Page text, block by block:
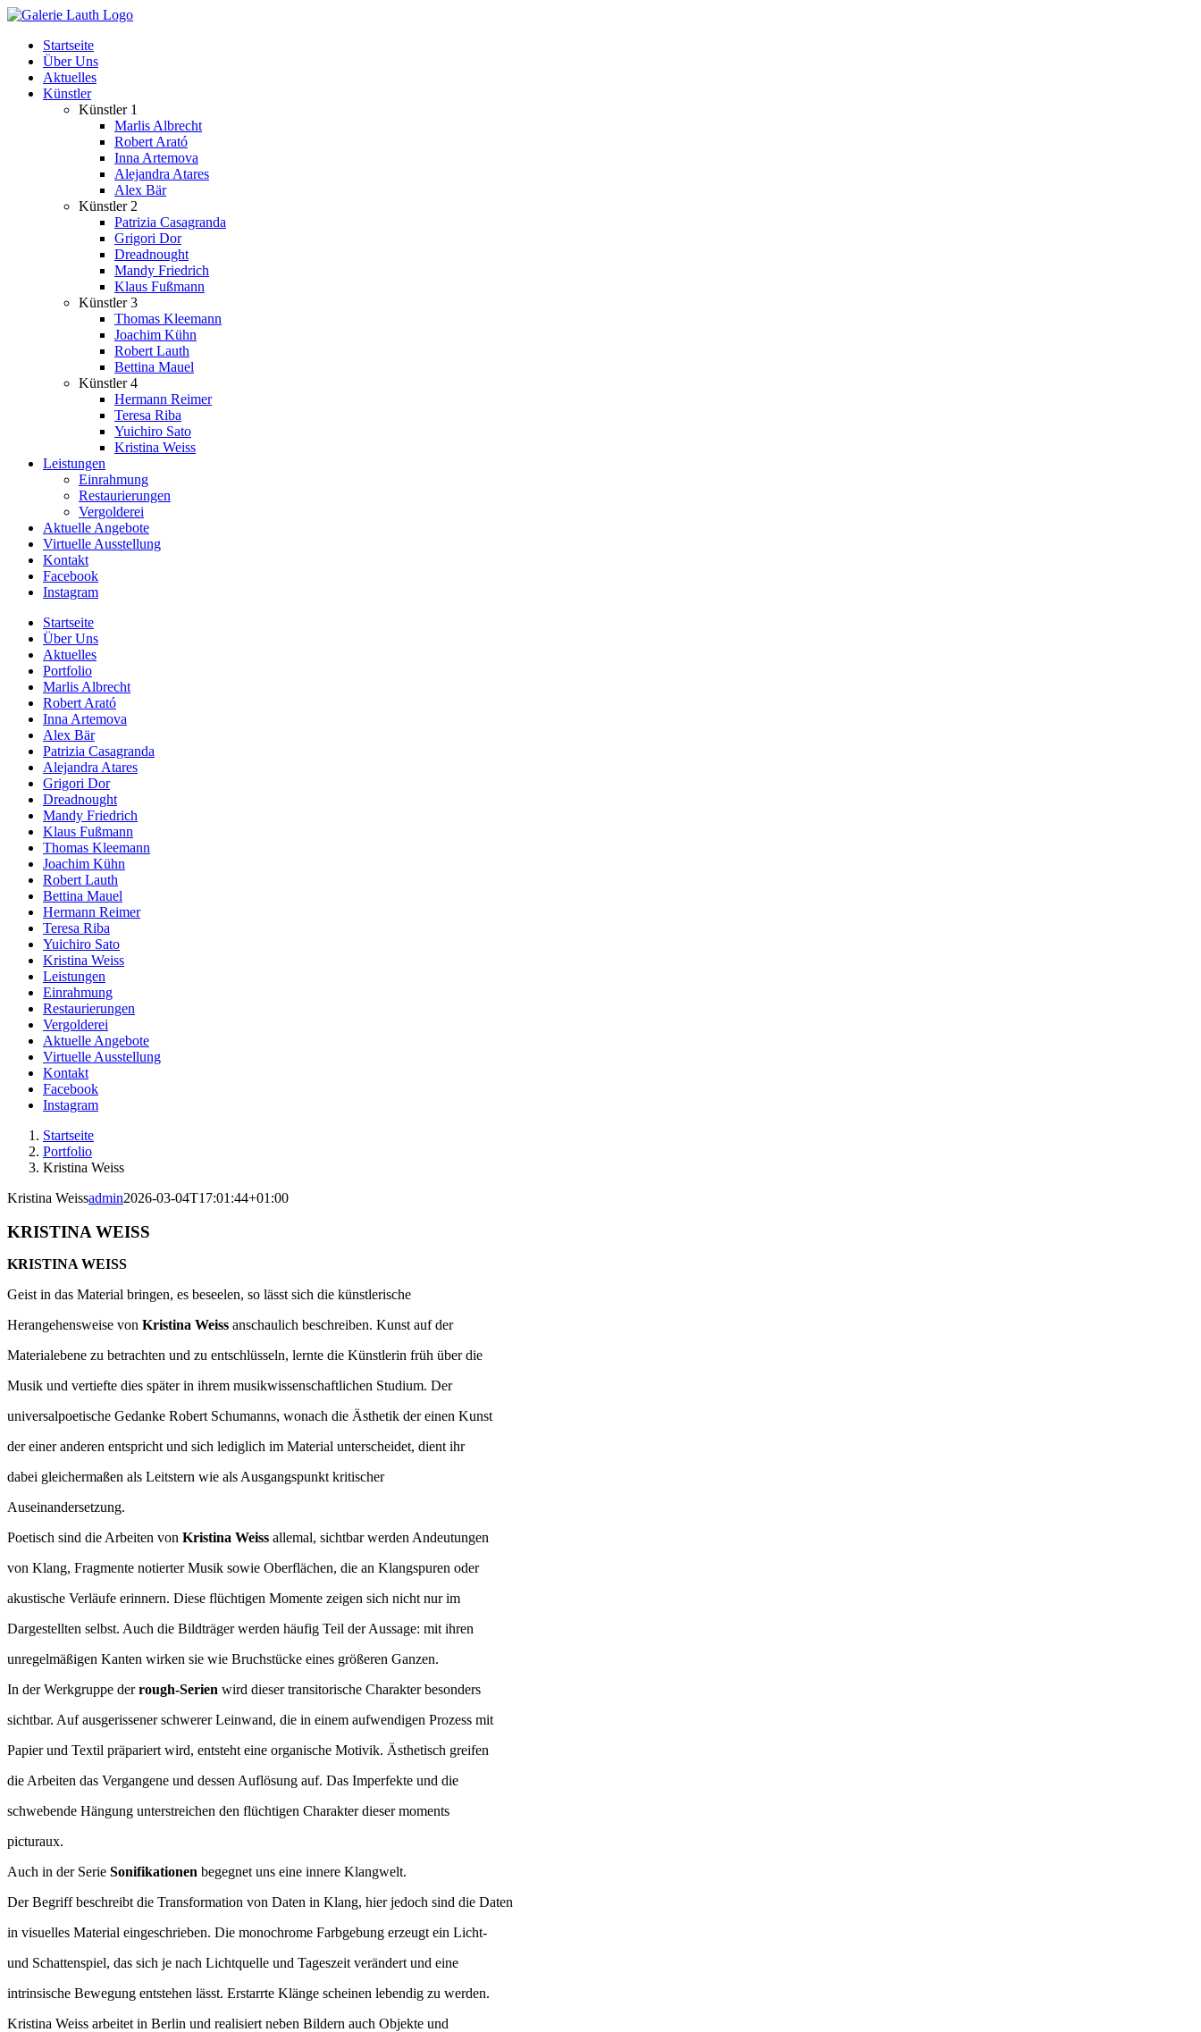
Zum
springenStartseite
Über Uns
Aktuelles
Künstler
Künstler 1
Marlis Albrecht
Robert Arató
Inna Artemova
Alejandra Atares
Alex Bär
Künstler 2
Patrizia Casagranda
Grigori Dor
Dreadnought
Mandy Friedrich
Klaus Fußmann
Künstler 3
Thomas Kleemann
Joachim Kühn
Robert Lauth
Bettina Mauel
Künstler 4
Hermann Reimer
Teresa Riba
Yuichiro Sato
Kristina Weiss
Leistungen
Einrahmung
Restaurierungen
Vergolderei
Aktuelle Angebote
Virtuelle Ausstellung
Kontakt
Facebook
Instagram
Startseite
Über Uns
Aktuelles
Portfolio
Marlis Albrecht
Robert Arató
Inna Artemova
Alex Bär
Patrizia Casagranda
Alejandra Atares
Grigori Dor
Dreadnought
Mandy Friedrich
Klaus Fußmann
Thomas Kleemann
Joachim Kühn
Robert Lauth
Bettina Mauel
Hermann Reimer
Teresa Riba
Yuichiro Sato
Kristina Weiss
Leistungen
Einrahmung
Restaurierungen
Vergolderei
Aktuelle Angebote
Virtuelle Ausstellung
Kontakt
Facebook
Instagram
Startseite
Portfolio
Kristina Weiss
Kristina Weissadmin2026-03-04T17:01:44+01:00
KRISTINA WEISS
KRISTINA WEISS
Geist in das Material bringen, es beseelen, so lässt sich die künstlerische
Herangehensweise von Kristina Weissanschaulich beschreiben. Kunst auf der
Materialebene zu betrachten und zu entschlüsseln, lernte die Künstlerin früh über die
Musik und vertiefte dies später in ihrem musikwissenschaftlichen Studium. Der
universalpoetische Gedanke Robert Schumanns, wonach die Ästhetik der einen Kunst
der einer anderen entspricht und sich lediglich im Material unterscheidet, dient ihr
dabei gleichermaßen als Leitstern wie als Ausgangspunkt kritischer
Auseinandersetzung.
Poetisch sind die Arbeiten von Kristina Weissallemal, sichtbar werden Andeutungen
von Klang, Fragmente notierter Musik sowie Oberflächen, die an Klangspuren oder
akustische Verläufe erinnern. Diese flüchtigen Momente zeigen sich nicht nur im
Dargestellten selbst. Auch die Bildträger werden häufig Teil der Aussage: mit ihren
unregelmäßigen Kanten wirken sie wie Bruchstücke eines größeren Ganzen.
In der Werkgruppe derrough-Serienwird dieser transitorische Charakter besonders
sichtbar. Auf ausgerissener schwerer Leinwand, die in einem aufwendigen Prozess mit
Papier und Textil präpariert wird, entsteht eine organische Motivik. Ästhetisch greifen
die Arbeiten das Vergangene und dessen Auflösung auf. Das Imperfekte und die
schwebende Hängung unterstreichen den flüchtigen Charakter dieser moments
picturaux.
Auch in der Serie Sonifikationenbegegnet uns eine innere Klangwelt.
Der Begriff beschreibt die Transformation von Daten in Klang, hier jedoch sind die Daten
in visuelles Material eingeschrieben. Die monochrome Farbgebung erzeugt ein Licht-
und Schattenspiel, das sich je nach Lichtquelle und Tageszeit verändert und eine
intrinsische Bewegung entstehen lässt. Erstarrte Klänge scheinen lebendig zu werden.
Kristina Weiss arbeitet in Berlin und realisiert neben Bildern auch Objekte und